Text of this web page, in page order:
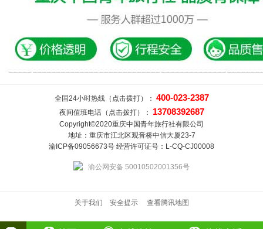
全国24小时热线（点击拨打）： 400-023-2387
夜间值班电话（点击拨打）： 13708392687
Copyright©2020重庆中国青年旅行社有限公司
地址：重庆市江北区观音桥中信大厦23-7
渝ICP备09056673号 经营许可证号：L-CQ-CJ00008
渝公网安备 50010502001356号
关于我们 安全提示 查看腾讯地图